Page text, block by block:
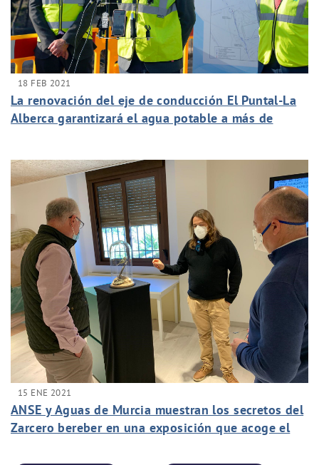
18 FEB 2021
La renovación del eje de conducción El Puntal-La
Alberca garantizará el agua potable a más de
15 ENE 2021
ANSE y Aguas de Murcia muestran los secretos del
Zarcero bereber en una exposición que acoge el